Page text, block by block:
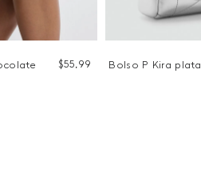
$55 99 Bolso P Kira plata